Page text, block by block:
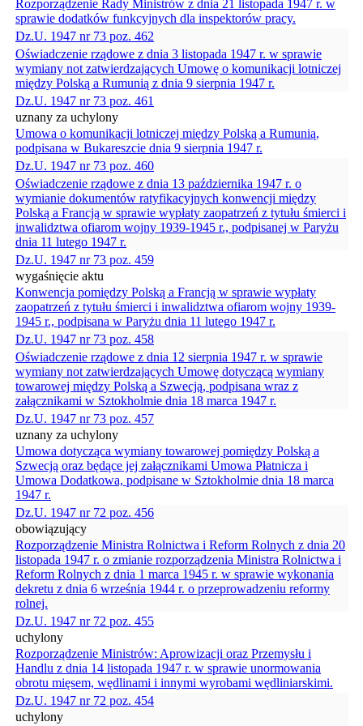
Rozporządzenie Rady Ministrów z dnia 21 listopada 1947 r. w
sprawie dodatków funkcyjnych dla inspektorów pracy.
Dz.U. 1947 nr 73 poz. 462
Oświadczenie rządowe z dnia 3 listopada 1947 r. w sprawie
wymiany not zatwierdzających Umowę o komunikacji lotniczej
między Polską a Rumunią z dnia 9 sierpnia 1947 r.
Dz.U. 1947 nr 73 poz. 461
uznany za uchylony
Umowa o komunikacji lotniczej między Polską a Rumunią,
podpisana w Bukareszcie dnia 9 sierpnia 1947 r.
Dz.U. 1947 nr 73 poz. 460
Oświadczenie rządowe z dnia 13 października 1947 r. o
wymianie dokumentów ratyfikacyjnych konwencji między
Polską a Francją w sprawie wypłaty zaopatrzeń z tytułu śmierci i
inwalidztwa ofiarom wojny 1939-1945 r., podpisanej w Paryżu
dnia 11 lutego 1947 r.
Dz.U. 1947 nr 73 poz. 459
wygaśnięcie aktu
Konwencja pomiędzy Polską a Francją w sprawie wypłaty
zaopatrzeń z tytułu śmierci i inwalidztwa ofiarom wojny 1939-
1945 r., podpisana w Paryżu dnia 11 lutego 1947 r.
Dz.U. 1947 nr 73 poz. 458
Oświadczenie rządowe z dnia 12 sierpnia 1947 r. w sprawie
wymiany not zatwierdzających Umowę dotyczącą wymiany
towarowej między Polską a Szwecją, podpisana wraz z
załącznikami w Sztokholmie dnia 18 marca 1947 r.
Dz.U. 1947 nr 73 poz. 457
uznany za uchylony
Umowa dotycząca wymiany towarowej pomiędzy Polską a
Szwecją oraz będące jej załącznikami Umowa Płatnicza i
Umowa Dodatkowa, podpisane w Sztokholmie dnia 18 marca
1947 r.
Dz.U. 1947 nr 72 poz. 456
obowiązujący
Rozporządzenie Ministra Rolnictwa i Reform Rolnych z dnia 20
listopada 1947 r. o zmianie rozporządzenia Ministra Rolnictwa i
Reform Rolnych z dnia 1 marca 1945 r. w sprawie wykonania
dekretu z dnia 6 września 1944 r. o przeprowadzeniu reformy
rolnej.
Dz.U. 1947 nr 72 poz. 455
uchylony
Rozporządzenie Ministrów: Aprowizacji oraz Przemysłu i
Handlu z dnia 14 listopada 1947 r. w sprawie unormowania
obrotu mięsem, wędlinami i innymi wyrobami wędliniarskimi.
Dz.U. 1947 nr 72 poz. 454
uchylony